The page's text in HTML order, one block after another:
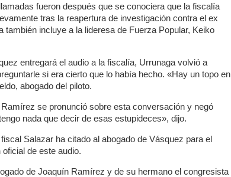
fueron después que se conociera que la fiscalía
tras la reapertura de investigación contra el ex
también incluye a la lideresa de Fuerza Popular, Keiko
entregará el audio a la fiscalía, Urrunaga volvió a
si era cierto que lo había hecho. «Hay un topo en
abogado del piloto.
se pronunció sobre esta conversación y negó
nada que decir de esas estupideces», dijo.
Salazar ha citado al abogado de Vásquez para el
de este audio.
de Joaquín Ramírez y de su hermano el congresista